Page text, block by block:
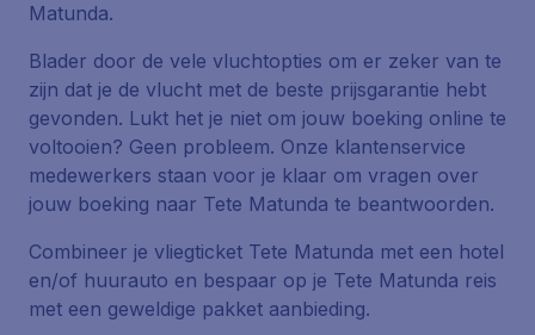
Matunda.
Blader door de vele vluchtopties om er zeker van te
zijn dat je de vlucht met de beste prijsgarantie hebt
gevonden. Lukt het je niet om jouw boeking online te
voltooien? Geen probleem. Onze klantenservice
medewerkers staan voor je klaar om vragen over
jouw boeking naar Tete Matunda te beantwoorden.
Combineer je vliegticket Tete Matunda met een hotel
en/of huurauto en bespaar op je Tete Matunda reis
met een geweldige pakket aanbieding.